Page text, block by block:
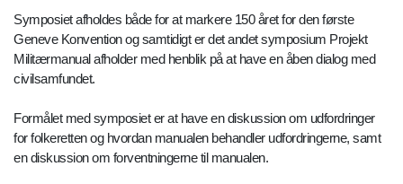
Symposiet afholdes både for at markere 150 året for den første
Geneve Konvention og samtidigt er det andet symposium Projekt
Militærmanual afholder med henblik på at have en åben dialog med
civilsamfundet.
Formålet med symposiet er at have en diskussion om udfordringer
for folkeretten og hvordan manualen behandler udfordringerne, samt
en diskussion om forventningerne til manualen.